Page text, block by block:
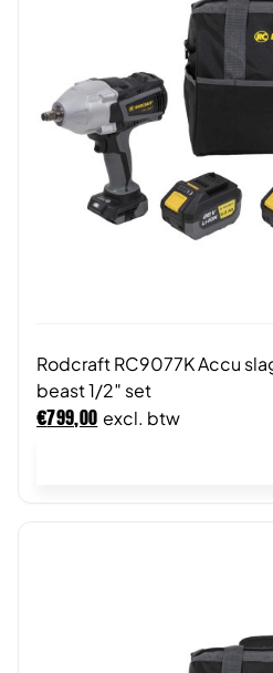
Rodcraft RC9077K Accu
beast 1/2″ set
€799,00 excl. btw